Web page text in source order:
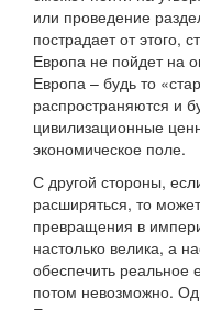
или проведение
пострадает от этого,
Европа не пойдет на
Европа – будь то
распространяются и
цивилизационные
экономическое поле.
С другой стороны,
расширяться, то
превращения в
настолько велика, а
обеспечить реальное
потом невозможно.